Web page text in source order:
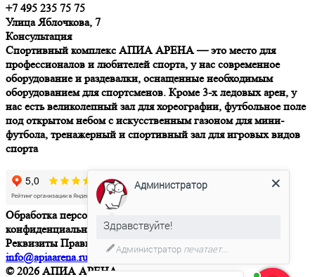
+7 495 235 75 75
Улица Яблочкова, 7
Консультация
Спортивный комплекс АПИА АРЕНА — это место для
профессионалов и любителей спорта, у нас современное
оборудование и раздевалки, оснащенные необходимым
оборудованием для спортсменов. Кроме 3-х ледовых арен, у
нас есть великолепный зал для хореографии, футбольное поле
под открытом небом с искусственным газоном для мини-
футбола, тренажерный и спортивный зал для игровых видов
спорта
Обработка персональных данных
конфиденциальности Договор-оферта
Реквизиты Правила посещения массовых катаний
info@apiaarena.ru
© 2026 АПИА АРЕНА
Администратор
Здравствуйте!
Администраторпечатает...